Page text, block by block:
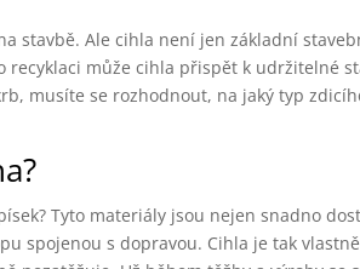
stavbě. Ale cihla není jen základní
recyklaci může cihla přispět k udržitelné
musíte se rozhodnout, na jaký typ
Tyto materiály jsou nejen snadno
spojenou s dopravou. Cihla je tak vlastně